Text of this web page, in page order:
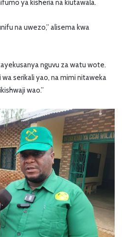
ya kisheria na kiutawala.
na uwezo,” alisema kwa
nguvu za watu wote.
serikali yao, na mimi nitaweka
wao.”